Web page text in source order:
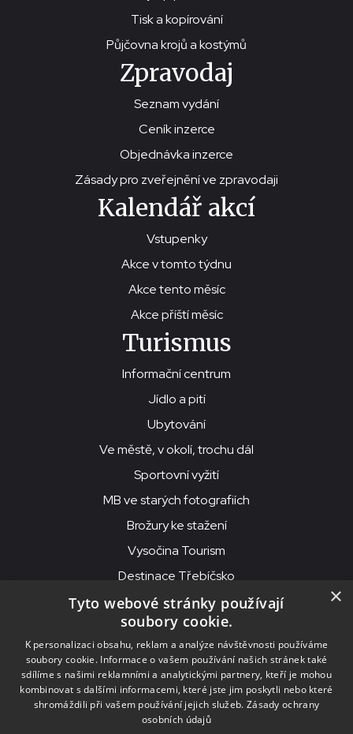
Tisk a kopírování
Půjčovna krojů a kostýmů
Zpravodaj
Seznam vydání
Ceník inzerce
Objednávka inzerce
Zásady pro zveřejnění ve zpravodaji
Kalendář akcí
Vstupenky
Akce v tomto týdnu
Akce tento měsíc
Akce příští měsíc
Turismus
Informační centrum
Jídlo a pití
Ubytování
Ve městě, v okolí, trochu dál
Sportovní vyžití
MB ve starých fotografiích
Brožury ke stažení
Vysočina Tourism
Destinace Třebíčsko
© 2026MKS Beseda Mor. Budějovice
MKS Beseda, příspěvková organizace, Purcnerova 62, 676 02
Moravské Budějovice
IČO: 00091758, DIČ: CZ00091758, ID datové schránky: chjn2kd
×
Tyto webové stránky používají
soubory cookie.
K personalizaci obsahu, reklam a analýze návštěvnosti používáme
soubory cookie. Informace o vašem používání našich stránek také
sdílíme s našimi reklamními a analytickými partnery, kteří je mohou
kombinovat s dalšími informacemi, které jste jim poskytli nebo které
shromáždili při vašem používání jejich služeb. Zásady ochrany
osobních údajů